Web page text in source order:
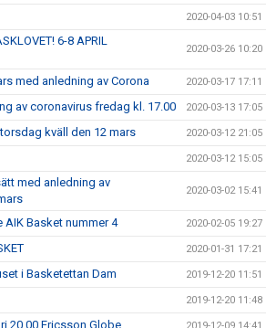
2020-04-03 10:51
6-8 APRIL
2020-03-26 10:20
med anledning av Corona 2020-03-17 17:11
av coronavirus fredag kl. 17.00 2020-03-13 17:05
kväll den 12 mars 2020-03-12 21:05
2020-03-12 15:05
med anledning av
2020-03-02 15:41
Basket nummer 4 2020-02-05 19:27
2020-01-31 17:21
i Basketettan Dam 2019-12-20 11:51
2019-12-20 11:48
20.00 Ericsson Globe 2019-12-09 14:41